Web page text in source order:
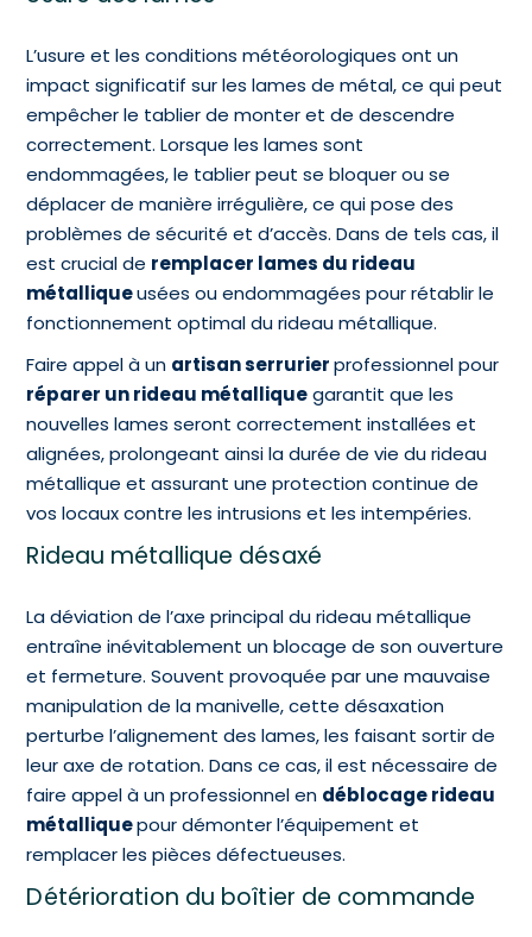
L’usure et les conditions météorologiques ont un
impact significatif sur les lames de métal, ce qui peut
empêcher le tablier de monter et de descendre
correctement. Lorsque les lames sont
endommagées, le tablier peut se bloquer ou se
déplacer de manière irrégulière, ce qui pose des
problèmes de sécurité et d’accès. Dans de tels cas, il
est crucial de remplacer lames du rideau
métalliqueusées ou endommagées pour rétablir le
fonctionnement optimal du rideau métallique.
Faire appel à un artisan serrurierprofessionnel pour
réparer un rideau métalliquegarantit que les
nouvelles lames seront correctement installées et
alignées, prolongeant ainsi la durée de vie du rideau
métallique et assurant une protection continue de
vos locaux contre les intrusions et les intempéries.
Rideau métallique désaxé
La déviation de l’axe principal du rideau métallique
entraîne inévitablement un blocage de son ouverture
et fermeture. Souvent provoquée par une mauvaise
manipulation de la manivelle, cette désaxation
perturbe l’alignement des lames, les faisant sortir de
leur axe de rotation. Dans ce cas, il est nécessaire de
faire appel à un professionnel en déblocage rideau
métalliquepour démonter l’équipement et
remplacer les pièces défectueuses.
Détérioration du boîtier de commande